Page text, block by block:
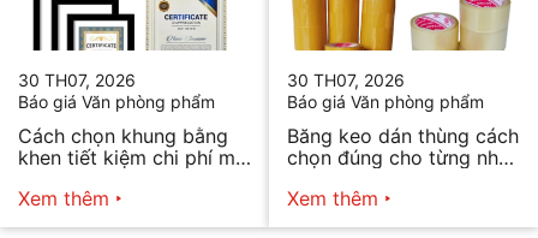
30 TH07, 2026
Báo giá Văn phòng phẩm
Cách chọn khung bằng
khen tiết kiệm chi phí mà
Xem thêm
30 TH07, 2026
Báo giá Văn phòng phẩm
Băng keo dán thùng cách
chọn đúng cho từng nhu
Xem thêm